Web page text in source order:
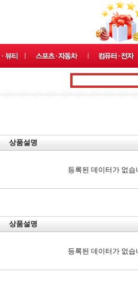
상품설명
등록된 데이터가 없습
상품설명
등록된 데이터가 없습